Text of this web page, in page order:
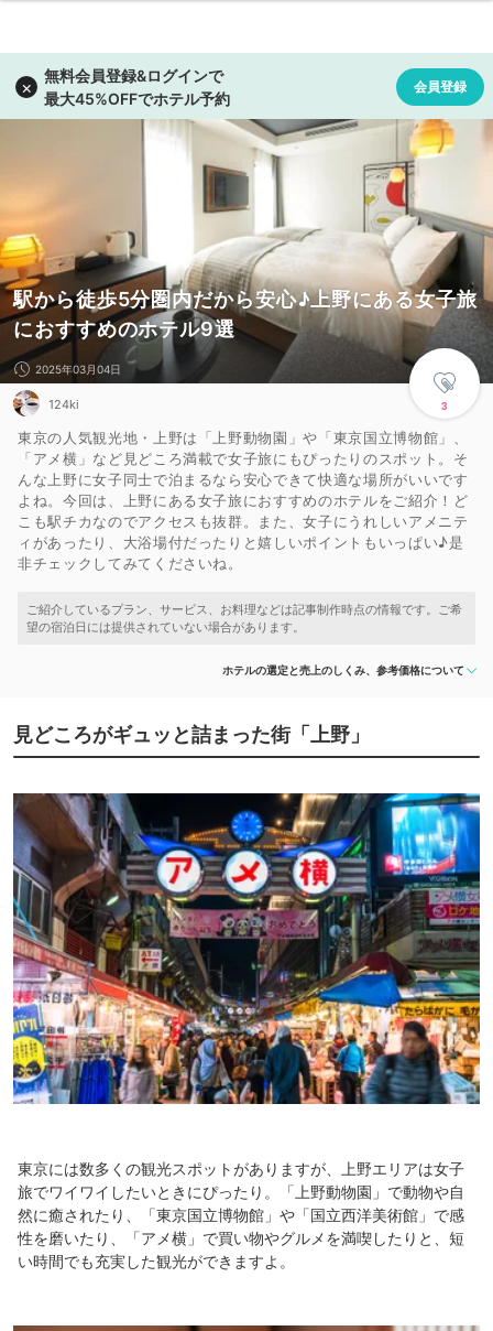
駅から徒歩5分圏内だから安心♪上野にある女子旅
におすすめのホテル9選
3
2025年03月04日
124ki
東京の人気観光地・上野は「上野動物園」や「東京国立博物館」、
「アメ横」など見どころ満載で女子旅にもぴったりのスポット。そ
んな上野に女子同士で泊まるなら安心できて快適な場所がいいです
よね。今回は、上野にある女子旅におすすめのホテルをご紹介！ど
こも駅チカなのでアクセスも抜群。また、⼥⼦にうれしいアメニテ
ィがあったり、大浴場付だったりと嬉しいポイントもいっぱい♪是
非チェックしてみてくださいね。
ホテルの選定と売上のしくみ、参考価格について
見どころがギュッと詰まった街「上野」
東京には数多くの観光スポットがありますが、上野エリアは女子
旅でワイワイしたいときにぴったり。「上野動物園」で動物や自
然に癒されたり、「東京国立博物館」や「国立西洋美術館」で感
性を磨いたり、「アメ横」で買い物やグルメを満喫したりと、短
い時間でも充実した観光ができますよ。